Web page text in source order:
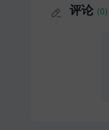
 评论 (0)